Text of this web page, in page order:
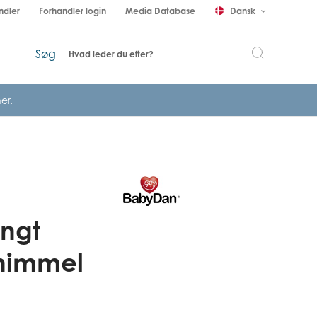
Forhandler login Media Database Dansk keyboard_arrow_down
Søg